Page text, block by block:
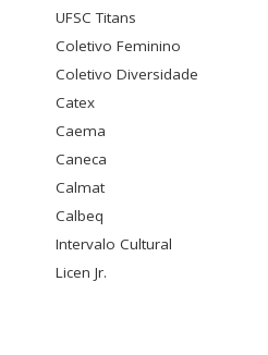
UFSC Titans
Coletivo Feminino
Coletivo Diversidade
Catex
Caema
Caneca
Calmat
Calbeq
Intervalo Cultural
Licen Jr.